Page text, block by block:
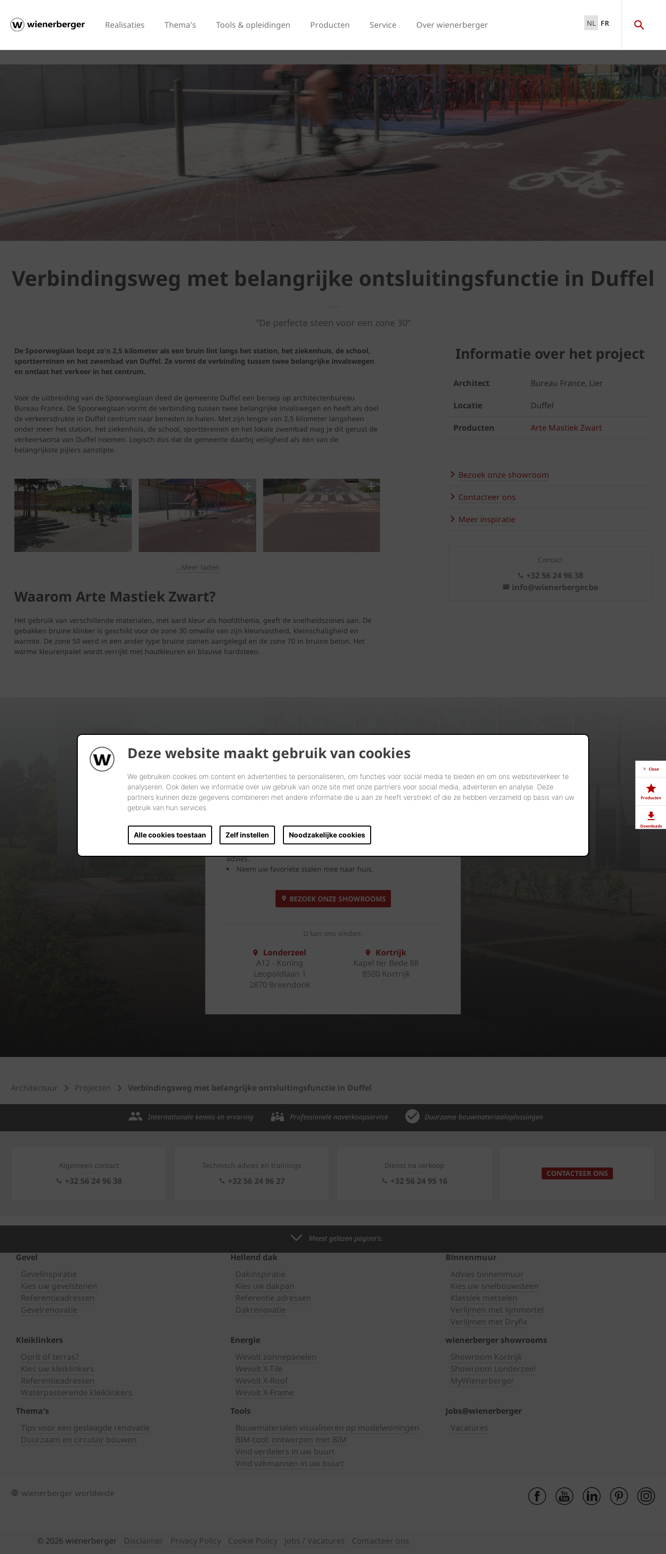
Deze website maakt gebruik van cookies
We gebruiken cookies om content en advertenties te personaliseren, om functies voor social media te bieden en om ons websiteverkeer te
analyseren. Ook delen we informatie over uw gebruik van onze site met onze partners voor social media, adverteren en analyse. Deze
partners kunnen deze gegevens combineren met andere informatie die u aan ze heeft verstrekt of die ze hebben verzameld op basis van uw
gebruik van hun services.
Alle cookies toestaan Zelf instellen Noodzakelijke cookies
Realisaties Thema's Tools & opleidingen Producten Service Over wienerberger NL FR
Verbindingsweg met belangrijke ontsluitingsfunctie in Duffel
“De perfecte steen voor een zone 30”
De Spoorweglaan loopt zo’n 2,5 kilometer als een bruin lint langs het station, het ziekenhuis, de school,
sportterreinen en het zwembad van Duffel. Ze vormt de verbinding tussen twee belangrijke invalswegen
en ontlast het verkeer in het centrum.
Voor de uitbreiding van de Spoorweglaan deed de gemeente Duffel een beroep op architectenbureau
Bureau France. De Spoorweglaan vormt de verbinding tussen twee belangrijke invalswegen en heeft als doel
de verkeersdrukte in Duffel centrum naar beneden te halen. Met zijn lengte van 2,5 kilometer langsheen
onder meer het station, het ziekenhuis, de school, sporttereinen en het lokale zwembad mag je dit gerust de
verkeersaorta van Duffel noemen. Logisch dus dat de gemeente daarbij veiligheid als één van de
belangrijkste pijlers aanstipte.
...Meer laden
Waarom Arte Mastiek Zwart?
Het gebruik van verschillende materialen, met aard kleur als hoofdthema, geeft de snelheidszones aan. De
gebakken bruine klinker is geschikt voor de zone 30 omwille van zijn kleurvastheid, kleinschaligheid en
warmte. De zone 50 werd in een ander type bruine stenen aangelegd en de zone 70 in bruine beton. Het
warme kleurenpalet wordt verrijkt met houtkleuren en blauwe hardsteen.
Informatie over het project
Architect Bureau France, Lier
Locatie Duffel
Producten Arte Mastiek Zwart
Bezoek onze showroom
Contacteer ons
Meer inspiratie
Contact
+32 56 24 96 38
info@wienerberger.be
Kijk. Droom. Kies.
Laten we samen letterlijk uw dromen tastbaar maken in onze
showrooms.
vele soorten en kleuren keramische klinkers.
Zo ziet u meteen hoe duurzaam onze kleiklinkers zijn.
advies.
Neem uw favoriete stalen mee naar huis.
BEZOEK ONZE SHOWROOMS
U kan ons vinden:
Londerzeel
A12 - Koning
Leopoldlaan 1
2870 Breendonk
Kortrijk
Kapel ter Bede 88
8500 Kortrijk
Close
Producten
Downloads
Architectuur Projecten Verbindingsweg met belangrijke ontsluitingsfunctie in Duffel
Internationale kennis en ervaring Professionele naverkoopservice Duurzame bouwmateriaaloplossingen
Algemeen contact
+32 56 24 96 38
Technisch advies en trainings
+32 56 24 96 27
Dienst na verkoop
+32 56 24 95 16
CONTACTEER ONS
Meest gelezen pagina's:
Gevel
Gevelinspiratie
Kies uw gevelstenen
Referentieadressen
Gevelrenovatie
Hellend dak
Dakinspiratie
Kies uw dakpan
Referentie adressen
Dakrenovatie
Binnenmuur
Advies binnenmuur
Kies uw snelbouwsteen
Klassiek metselen
Verlijmen met lijmmortel
Verlijmen met Dryfix
Kleiklinkers
Oprit of terras?
Kies uw kleiklinkers
Referentieadressen
Waterpasserende kleiklinkers
Energie
Wevolt zonnepanelen
Wevolt X-Tile
Wevolt X-Roof
Wevolt X-Frame
wienerberger showrooms
Showroom Kortrijk
Showroom Londerzeel
MyWienerberger
Thema's
Tips voor een geslaagde renovatie
Duurzaam en circulair bouwen
Tools
Bouwmaterialen visualiseren op modelwoningen
BIM-tool: ontwerpen met BIM
Vind verdelers in uw buurt
Vind vakmannen in uw buurt
Jobs@wienerberger
Vacatures
wienerberger worldwide
© 2026 wienerberger Disclaimer Privacy Policy Cookie Policy Jobs / Vacatures
Contacteer ons